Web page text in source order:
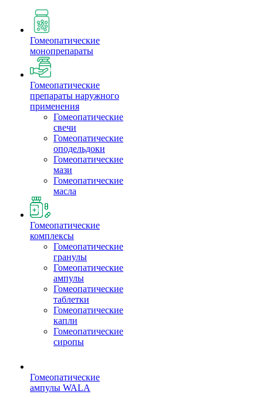
Гомеопатические
монопрепараты
Гомеопатические
препараты наружного
применения
Гомеопатические
свечи
Гомеопатические
оподельдоки
Гомеопатические
мази
Гомеопатические
масла
Гомеопатические
комплексы
Гомеопатические
гранулы
Гомеопатические
ампулы
Гомеопатические
таблетки
Гомеопатические
капли
Гомеопатические
сиропы
Гомеопатические
ампулы WALA